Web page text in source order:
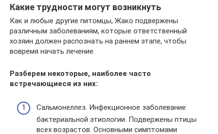
Какие трудности могут возникнуть
Как и любые другие питомцы, Жако подвержены
различным заболеваниям, которые ответственный
хозяин должен распознать на раннем этапе, чтобы
вовремя начать лечение.
Разберем некоторые, наиболее часто
встречающиеся из них:
Сальмонеллез. Инфекционное заболевание
бактериальной этиологии. Подвержены птицы
всех возрастов. Основными симптомами